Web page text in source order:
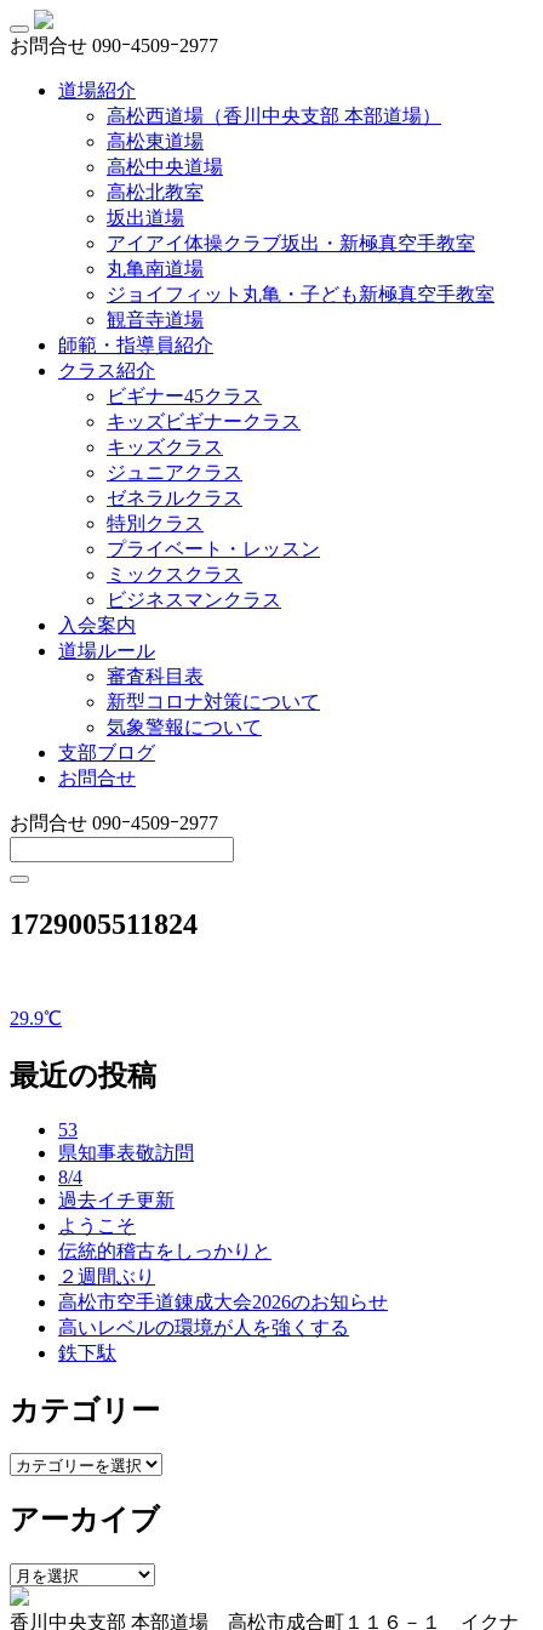
お問合せ 090ｰ4509ｰ2977
道場紹介
高松西道場（香川中央支部 本部道場）
高松東道場
高松中央道場
高松北教室
坂出道場
アイアイ体操クラブ坂出・新極真空手教室
丸亀南道場
ジョイフィット丸亀・子ども新極真空手教室
観音寺道場
師範・指導員紹介
クラス紹介
ビギナー45クラス
キッズビギナークラス
キッズクラス
ジュニアクラス
ゼネラルクラス
特別クラス
プライベート・レッスン
ミックスクラス
ビジネスマンクラス
入会案内
道場ルール
審査科目表
新型コロナ対策について
気象警報について
支部ブログ
お問合せ
お問合せ 090ｰ4509ｰ2977
1729005511824
投
稿
29.9℃
最近の投稿
53
県知事表敬訪問
8/4
過去イチ更新
ようこそ
伝統的稽古をしっかりと
２週間ぶり
高松市空手道錬成大会2026のお知らせ
高いレベルの環境が人を強くする
鉄下駄
カテゴリー
カ
ゴ
ー
アーカイブ
ア
ー
カ
香川中央支部 本部道場 高松市成合町１１６－１ イクナ